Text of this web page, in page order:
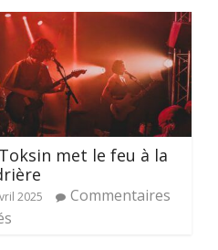
met le feu à la
2025
Commentaires